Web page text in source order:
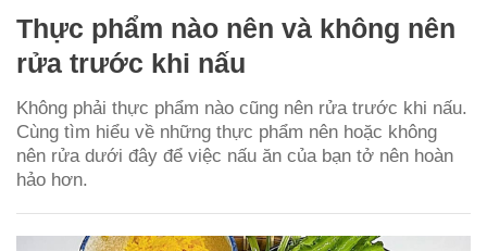
Thực phẩm nào nên và không nên
rửa trước khi nấu
Không phải thực phẩm nào cũng nên rửa trước khi nấu.
Cùng tìm hiểu về những thực phẩm nên hoặc không
nên rửa dưới đây để việc nấu ăn của bạn tở nên hoàn
hảo hơn.